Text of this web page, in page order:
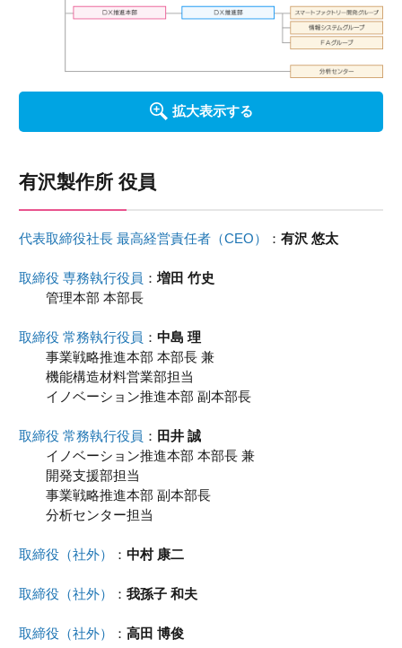
拡大表示する
有沢製作所 役員
代表取締役社長 最高経営責任者（CEO） ： 有沢 悠太
取締役 専務執行役員 ： 増田 竹史
管理本部 本部長
取締役 常務執行役員 ： 中島 理
事業戦略推進本部 本部長 兼
機能構造材料営業部担当
イノベーション推進本部 副本部長
取締役 常務執行役員 ： 田井 誠
イノベーション推進本部 本部長 兼
開発支援部担当
事業戦略推進本部 副本部長
分析センター担当
取締役（社外） ： 中村 康二
取締役（社外） ： 我孫子 和夫
取締役（社外） ： 高田 博俊